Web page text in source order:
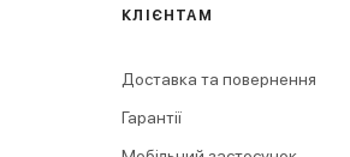
КЛІЄНТАМ
Доставка та повернення
Гарантії